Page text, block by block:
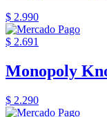
$ 2.990
$ 2.691
Monopoly
$ 2.290